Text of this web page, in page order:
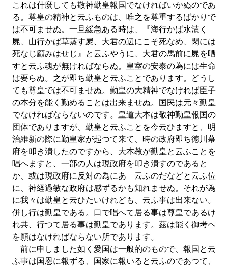
これは什麼しても敬神勤皇報国でなければいかぬのであ
る。尊皇の精神と云ふものは、唯之を尊重するばかりで
は不可ませぬ。一旦緩急ある時は、『海行かば水漬く
屍、山行かば草蒸す屍、大君の辺にこそ死なめ、閑には
死なじ顧みはせじ』と云ふやうに、大君の馬前に屍を晒
すと云ふ魂が無ければならぬ。皇室の安泰の為には生命
は要らぬ。之が即ち勤皇と云ふことであります。どうし
ても尊皇では不可ませぬ。勤皇の大精神でなければ臣子
の本分を能く勤めることは出来ませぬ。国民は元々勤皇
でなければならないのです。皇道大本は敬神勤皇報国の
団体でありますが、勤皇と云ふことを今云ひますと、明
治維新の際に勤皇家が起つて来て、時の政府即ち徳川幕
府を叩き潰したのですから、大本教が勤皇と云ふことを
唱へますと、一部の人は現政府を叩き潰すのであると
か、或は現政府に反対の為にあゝ云ふのだなどと云ふ位
に、神経過敏な政府は感ずるかも知れませぬ。それが為
に我々は勤皇と云ひたいけれども、云ふ事は出来ない。
併し行は勤皇である。口で唱へて居る事は尊皇であるけ
れ共、行つて居る事は勤皇であります。茲は能く御考ヘ
を願はなければならない所であります。
前に申しました如く愛国は一般的のもので、報国と云
ふ事は国恩に報ずる、国家に報いると云ふのであつて、